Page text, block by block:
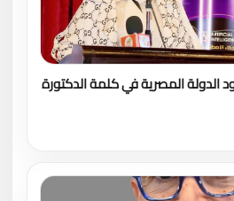
الدولة المصرية في كلمة الدكتورة